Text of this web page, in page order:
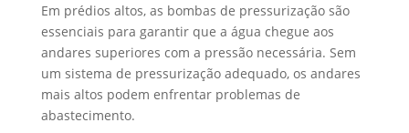
Em prédios altos, as bombas de pressurização são
essenciais para garantir que a água chegue aos
andares superiores com a pressão necessária. Sem
um sistema de pressurização adequado, os andares
mais altos podem enfrentar problemas de
abastecimento.